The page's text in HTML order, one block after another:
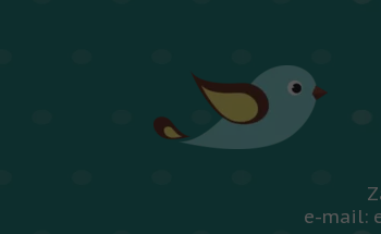
e-mail: